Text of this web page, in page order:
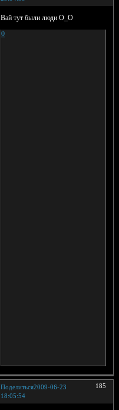
Вай тут были люди О_О
0
Поделиться 185
2009-06-23
18:05:54